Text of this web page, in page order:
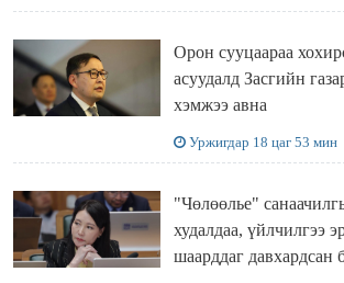
Орон сууцаараа
асуудалд Засгийн
хэмжээ авна
Уржигдар 18 цаг 53 мин
"Чөлөөлье"
худалдаа, үйлчилгээ
шаарддаг давхардсан